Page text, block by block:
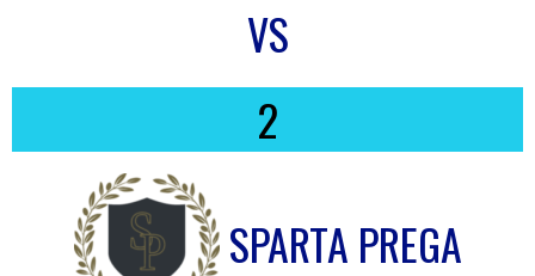
VS
2
SPARTA PREGA